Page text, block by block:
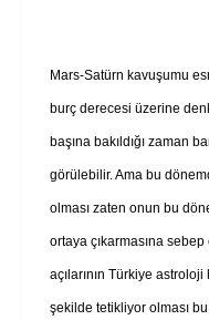
Mars-Satürn kavuşumu
burç derecesi üzerine
başına bakıldığı zaman
görülebilir. Ama bu
olması zaten onun bu
ortaya çıkarmasına
açılarının Türkiye
şekilde tetikliyor olması